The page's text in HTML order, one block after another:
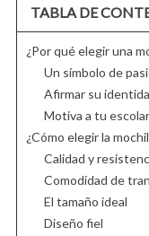
¡Descubre nuestra guía
la futura mochila escolar
de tu hijo!
TABLA DE
¿Por qué elegir una
Un símbolo de
Afirmar su
Motiva a tu escolar
¿Cómo elegir la
Calidad y
Comodidad de
El tamaño ideal
Diseño fiel